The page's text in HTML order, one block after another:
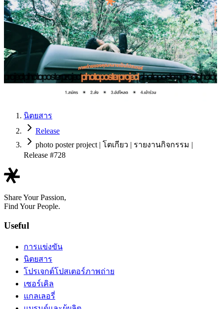
นิตยสาร
Release
photo poster project | โตเกียว | รายงานกิจกรรม |
Release #728
Share Your Passion,
Find Your People.
Useful
การแข่งขัน
นิตยสาร
โปรเจกต์โปสเตอร์ภาพถ่าย
เซอร์เคิล
แกลเลอรี่